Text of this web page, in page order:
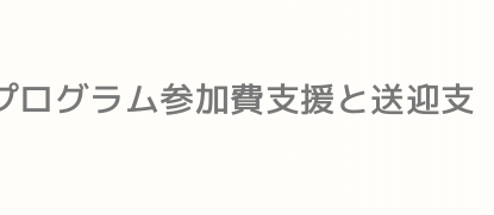
グラム参加費支援と送迎支